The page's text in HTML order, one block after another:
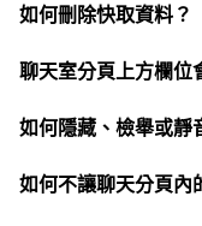
如何刪除快取資料？
聊天室分頁上方欄位
如何隱藏、檢舉或靜
如何不讓聊天分頁內